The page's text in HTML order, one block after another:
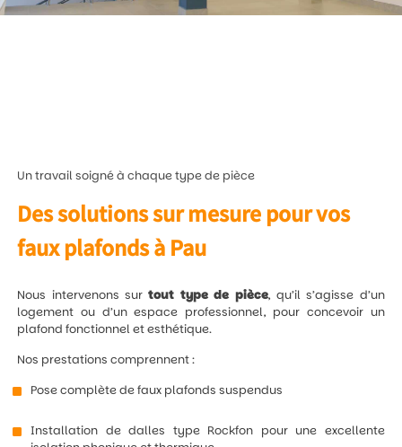
Un travail soigné à chaque type de pièce
Des solutions sur mesure pour vos
faux plafonds à Pau
Nous intervenons surtout type de pièce, qu’il s’agisse d’un
logement ou d’un espace professionnel, pour concevoir un
plafond fonctionnel et esthétique.
Nos prestations comprennent :
Pose complète de faux plafonds suspendus
Installation de dalles type Rockfon pour une excellente